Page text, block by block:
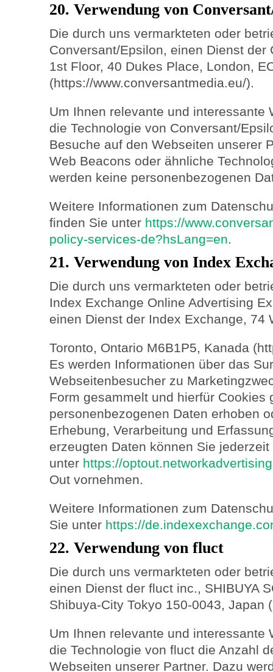
20. Verwendung von
Die durch uns vermarkteten oder
Conversant/Epsilon, einen Dienst der
1st Floor, 40 Dukes Place, London,
(https://www.conversantmedia.eu/).
Um Ihnen relevante und interessante
die Technologie von Conversant/
Besuche auf den Webseiten unserer
Web Beacons oder ähnliche
werden keine personenbezogenen
Weitere Informationen zum
finden Sie unter https://
policy-services-de?hsLang=en.
21. Verwendung von Index
Die durch uns vermarkteten oder
Index Exchange Online Advertising
einen Dienst der Index Exchange, 74
Toronto, Ontario M6B1P5, Kanada
Es werden Informationen über das
Webseitenbesucher zu
Form gesammelt und hierfür Cookies
personenbezogenen Daten erhoben
Erhebung, Verarbeitung und
erzeugten Daten können Sie
unter https://
Out vornehmen.
Weitere Informationen zum
Sie unter https://
22. Verwendung von fluct
Die durch uns vermarkteten oder
einen Dienst der fluct inc., SHIBUYA
Shibuya-City Tokyo 150-0043, Japan
Um Ihnen relevante und interessante
die Technologie von fluct die Anzahl
Webseiten unserer Partner. Dazu